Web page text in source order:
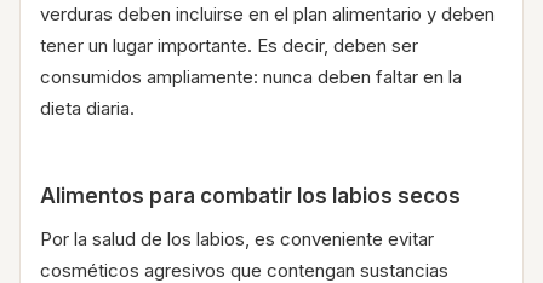
verduras deben incluirse en el plan alimentario y deben
tener un lugar importante. Es decir, deben ser
consumidos ampliamente: nunca deben faltar en la
dieta diaria.
Alimentos para combatir los labios secos
Por la salud de los labios, es conveniente evitar
cosméticos agresivos que contengan sustancias